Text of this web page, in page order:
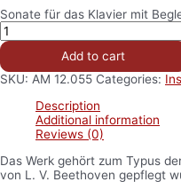
Sonate für das Klavier mit
Add to cart
SKU: AM 12.055 Categories:
Description
Additional information
Reviews (0)
Das Werk gehört zum Typus
von L. V. Beethoven gepflegt